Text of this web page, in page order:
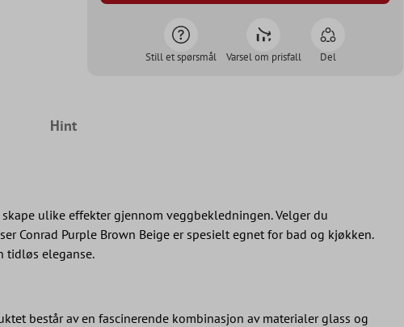
Still et spørsmål Varsel om prisfall Del
Hint
ulike effekter gjennom veggbekledningen. Velger du
Conrad Purple Brown Beige er spesielt egnet for bad og kjøkken.
tidløs eleganse.
består av en fascinerende kombinasjon av materialer glass og